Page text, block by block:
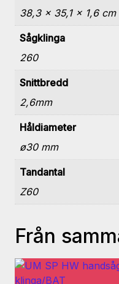
38,3 × 35,1 × 1,6 cm
Sågklinga
260
Snittbredd
2,6mm
Håldiameter
ø30 mm
Tandantal
Z60
Från